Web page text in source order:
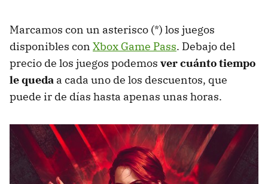
Marcamos con un asterisco (*) los juegos
disponibles con Xbox Game Pass. Debajo del
precio de los juegos podemos ver cuánto tiempo
le queda a cada uno de los descuentos, que
puede ir de días hasta apenas unas horas.